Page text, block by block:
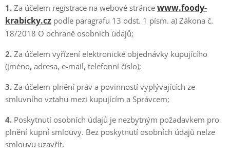
1. Za účelem registrace na webové stránce www.foody-
krabicky.cz podle paragrafu 13 odst. 1 písm. a) Zákona č.
18/2018 O ochraně osobních údajů;
2. Za účelem vyřízení elektronické objednávky kupujícího
(jméno, adresa, e-mail, telefonní číslo);
3. Za účelem plnění práv a povinností vyplývajících ze
smluvního vztahu mezi kupujícím a Správcem;
4. Poskytnutí osobních údajů je nezbytným požadavkem pro
plnění kupní smlouvy. Bez poskytnutí osobních údajů nelze
smlouvu uzavřít.